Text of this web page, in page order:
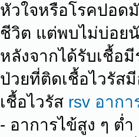
หัวใจหรือโรคปอด
ชีวิต แต่พบไม่บ่อย
หลังจากได้รับเชื้อ
ป่วยที่ติดเชื้อไวรัส
เชื้อไวรัส rsv อาก
- อาการไข้สูง ๆ ต่ำ